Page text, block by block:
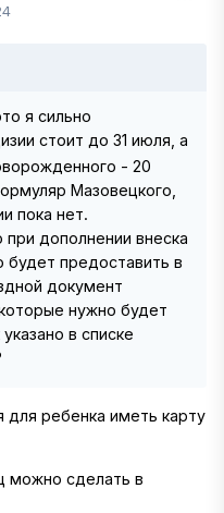
я сильно
стоит до 31 июля, а
- 20
Мазовецкого,
пока нет.
дополнении внеска
предоставить в
документ
нужно будет
в списке
ребенка иметь карту
можно сделать в